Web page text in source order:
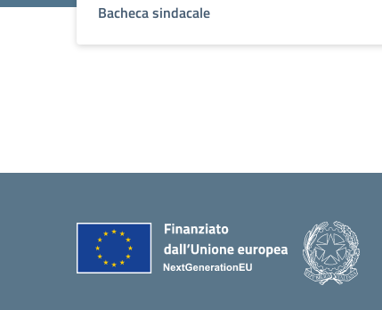
Bacheca sindacale